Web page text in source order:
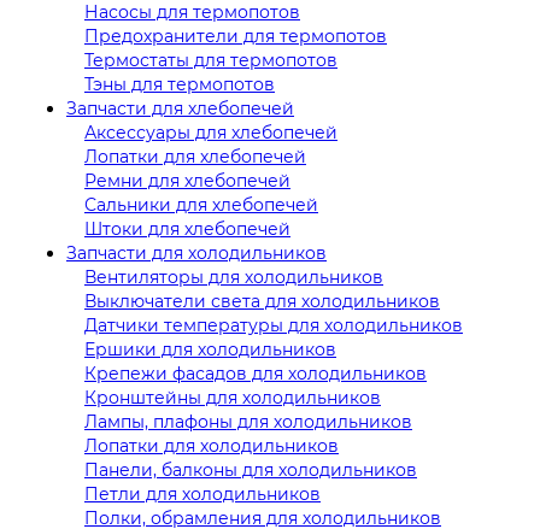
Насосы для термопотов
Предохранители для термопотов
Термостаты для термопотов
Тэны для термопотов
Запчасти для хлебопечей
Аксессуары для хлебопечей
Лопатки для хлебопечей
Ремни для хлебопечей
Сальники для хлебопечей
Штоки для хлебопечей
Запчасти для холодильников
Вентиляторы для холодильников
Выключатели света для холодильников
Датчики температуры для холодильников
Ершики для холодильников
Крепежи фасадов для холодильников
Кронштейны для холодильников
Лампы, плафоны для холодильников
Лопатки для холодильников
Панели, балконы для холодильников
Петли для холодильников
Полки, обрамления для холодильников